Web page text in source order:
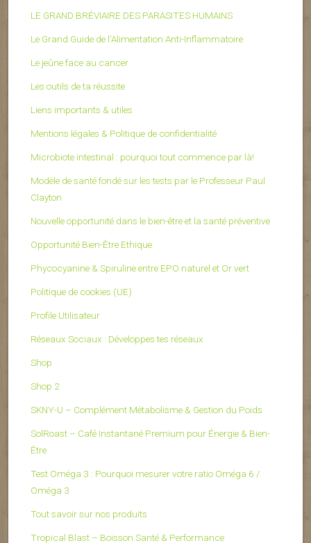
LE GRAND BRÉVIAIRE DES PARASITES HUMAINS
Le Grand Guide de l’Alimentation Anti-Inflammatoire
Le jeûne face au cancer
Les outils de ta réussite
Liens importants & utiles
Mentions légales & Politique de confidentialité
Microbiote intestinal : pourquoi tout commence par là!
Modèle de santé fondé sur les tests par le Professeur Paul
Clayton
Nouvelle opportunité dans le bien-être et la santé préventive
Opportunité Bien-Être Ethique
Phycocyanine & Spiruline entre EPO naturel et Or vert
Politique de cookies (UE)
Profile Utilisateur
Réseaux Sociaux : Développes tes réseaux
Shop
Shop 2
SKNY-U – Complément Métabolisme & Gestion du Poids
SolRoast – Café Instantané Premium pour Énergie & Bien-
Être
Test Oméga 3 : Pourquoi mesurer votre ratio Oméga 6 /
Oméga 3
Tout savoir sur nos produits
Tropical Blast – Boisson Santé & Performance